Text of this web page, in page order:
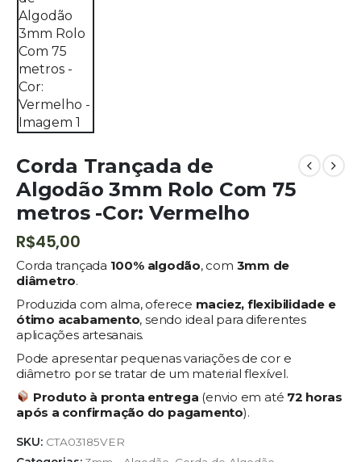
Corda Trançada de
Algodão 3mm Rolo Com 75
metros -Cor: Vermelho
R$45,00
Corda trançada 100% algodão, com 3mm de
diâmetro.
Produzida com alma, oferece maciez, flexibilidade e
ótimo acabamento, sendo ideal para diferentes
aplicações artesanais.
Pode apresentar pequenas variações de cor e
diâmetro por se tratar de um material flexível.
Produto à pronta entrega (envio em até 72 horas
após a confirmação do pagamento).
SKU: CTA03185VER